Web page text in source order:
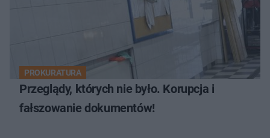
PROKURATURA
Przeglądy, których nie było. Korupcja i
fałszowanie dokumentów!